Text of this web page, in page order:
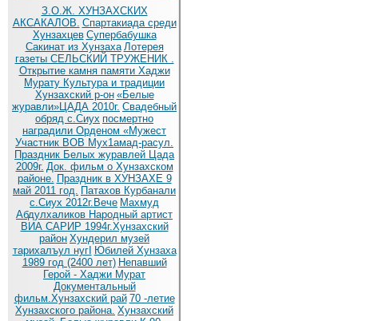
З.О.Ж. ХУНЗАХСКИХ
АКСАКАЛОВ. Спартакиада среди
Хунзахцев Супербабушка
Сакинат из Хунзаха Лотерея
газеты СЕЛЬСКИЙ ТРУЖЕНИК .
Открытие камня памяти Хаджи
Мурату Культура и традиции
Хунзахский р-он «Белые
журавли»ЦАДА 2010г. Cвадебный
обряд c.Сиух посмертно
наградили Орденом «Мужест
Участник ВОВ Мух1амад-расул.
Праздник Белых журавлей Цада
2009г. Док. фильм о Хунзахском
районе. Праздник в ХУНЗАХЕ 9
май 2011 год. Патахов Курбанали
с.Сиух 2012г.Вече Махмуд
Абдулхаликов Народный артист
ВИА САРИР 1994г.Хунзахский
район Хундерил музей
тарихалъул нугI Юбилей Хунзаха
1989 год (2400 лет) Непавший
Герой - Хаджи Мурат
Документальный
фильм.Хунзахский рай 70 -летие
Хунзахского района. Хунзахский